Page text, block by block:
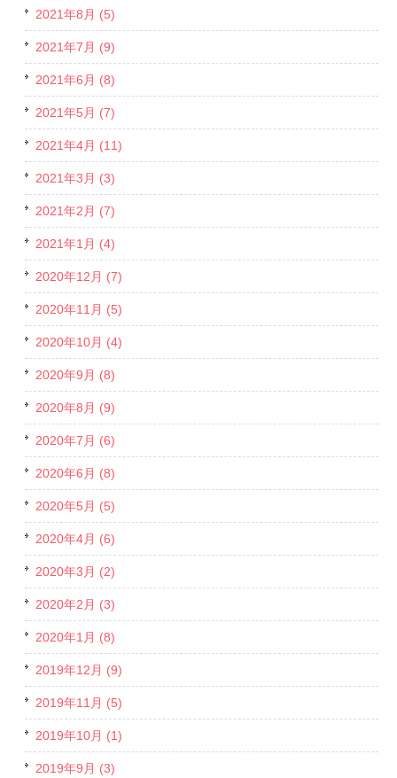
2021年8月 (5)
2021年7月 (9)
2021年6月 (8)
2021年5月 (7)
2021年4月 (11)
2021年3月 (3)
2021年2月 (7)
2021年1月 (4)
2020年12月 (7)
2020年11月 (5)
2020年10月 (4)
2020年9月 (8)
2020年8月 (9)
2020年7月 (6)
2020年6月 (8)
2020年5月 (5)
2020年4月 (6)
2020年3月 (2)
2020年2月 (3)
2020年1月 (8)
2019年12月 (9)
2019年11月 (5)
2019年10月 (1)
2019年9月 (3)